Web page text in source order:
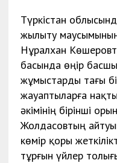
Түркістан
жылыту маусымының
Нұралхан
басында өңір
жұмыстарды тағы
жауаптыларға
әкімінің бірінші
Жолдасовтың
көмір қоры
тұрғын үйлер